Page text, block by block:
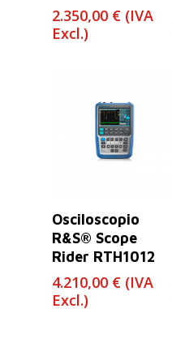
2.350,00 € (IVA
Excl.)
Osciloscopio
R&S® Scope
Rider RTH1012
4.210,00 € (IVA
Excl.)